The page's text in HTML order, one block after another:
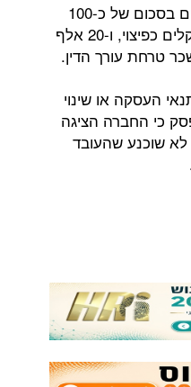
המעסיק חויב לשלם לעובד פיצויים בסכום של כ-100
אלף שקלים הכוללים 80 אלף שקלים כפיצוי, ו-20 אלף
טרחת עורך הדין.
העסקה או שינוי
כי החברה הציגה
שוכנע שהעובד